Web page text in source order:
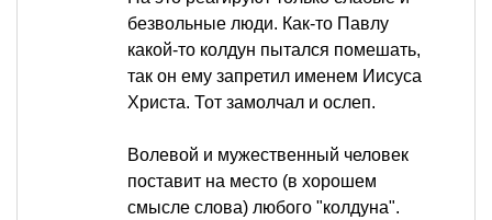
безвольные люди. Как-то Павлу
какой-то колдун пытался помешать,
так он ему запретил именем Иисуса
Христа. Тот замолчал и ослеп.
Волевой и мужественный человек
поставит на место (в хорошем
смысле слова) любого "колдуна".